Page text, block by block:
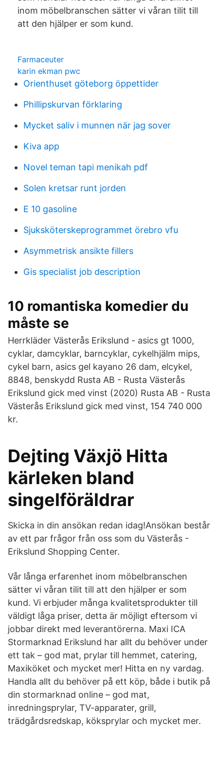
inom möbelbranschen sätter vi våran tilit till
att den hjälper er som kund.
Farmaceuter
karin ekman pwc
Orienthuset göteborg öppettider
Phillipskurvan förklaring
Mycket saliv i munnen när jag sover
Kiva app
Novel teman tapi menikah pdf
Solen kretsar runt jorden
E 10 gasoline
Sjuksköterskeprogrammet örebro vfu
Asymmetrisk ansikte fillers
Gis specialist job description
10 romantiska komedier du
måste se
Herrkläder Västerås Erikslund - asics gt 1000,
cyklar, damcyklar, barncyklar, cykelhjälm mips,
cykel barn, asics gel kayano 26 dam, elcykel,
8848, benskydd Rusta AB - Rusta Västerås
Erikslund gick med vinst (2020) Rusta AB - Rusta
Västerås Erikslund gick med vinst, 154 740 000
kr.
Dejting Växjö Hitta
kärleken bland
singelföräldrar
Skicka in din ansökan redan idag!Ansökan består
av ett par frågor från oss som du Västerås -
Erikslund Shopping Center.
Vår långa erfarenhet inom möbelbranschen
sätter vi våran tilit till att den hjälper er som
kund. Vi erbjuder många kvalitetsprodukter till
väldigt låga priser, detta är möjligt eftersom vi
jobbar direkt med leverantörerna. Maxi ICA
Stormarknad Erikslund har allt du behöver under
ett tak – god mat, prylar till hemmet, catering,
Maxiköket och mycket mer! Hitta en ny vardag.
Handla allt du behöver på ett köp, både i butik på
din stormarknad online – god mat,
inredningsprylar, TV-apparater, grill,
trädgårdsredskap, köksprylar och mycket mer.